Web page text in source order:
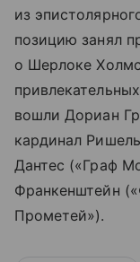
из
позицию занял
о Шерлоке
вошли Дориан
кардинал
Дантес («Граф
Франкенштейн
Прометей»).